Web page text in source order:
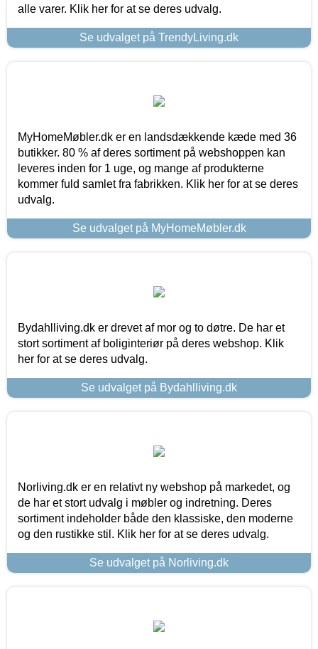
alle varer. Klik her for at se deres udvalg.
Se udvalget på TrendyLiving.dk
MyHomeMøbler.dk er en landsdækkende kæde med 36
butikker. 80 % af deres sortiment på webshoppen kan
leveres inden for 1 uge, og mange af produkterne
kommer fuld samlet fra fabrikken. Klik her for at se deres
udvalg.
Se udvalget på MyHomeMøbler.dk
Bydahlliving.dk er drevet af mor og to døtre. De har et
stort sortiment af boliginteriør på deres webshop. Klik
her for at se deres udvalg.
Se udvalget på Bydahlliving.dk
Norliving.dk er en relativt ny webshop på markedet, og
de har et stort udvalg i møbler og indretning. Deres
sortiment indeholder både den klassiske, den moderne
og den rustikke stil. Klik her for at se deres udvalg.
Se udvalget på Norliving.dk